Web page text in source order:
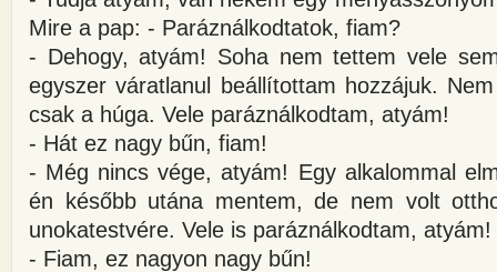
Mire a pap: - Paráználkodtatok, fiam?
- Dehogy, atyám! Soha nem tettem vele
egyszer váratlanul beállítottam hozzájuk.
csak a húga. Vele paráználkodtam, atyám!
- Hát ez nagy bűn, fiam!
- Még nincs vége, atyám! Egy alkalommal
én később utána mentem, de nem volt
unokatestvére. Vele is paráználkodtam, atyám!
- Fiam, ez nagyon nagy bűn!